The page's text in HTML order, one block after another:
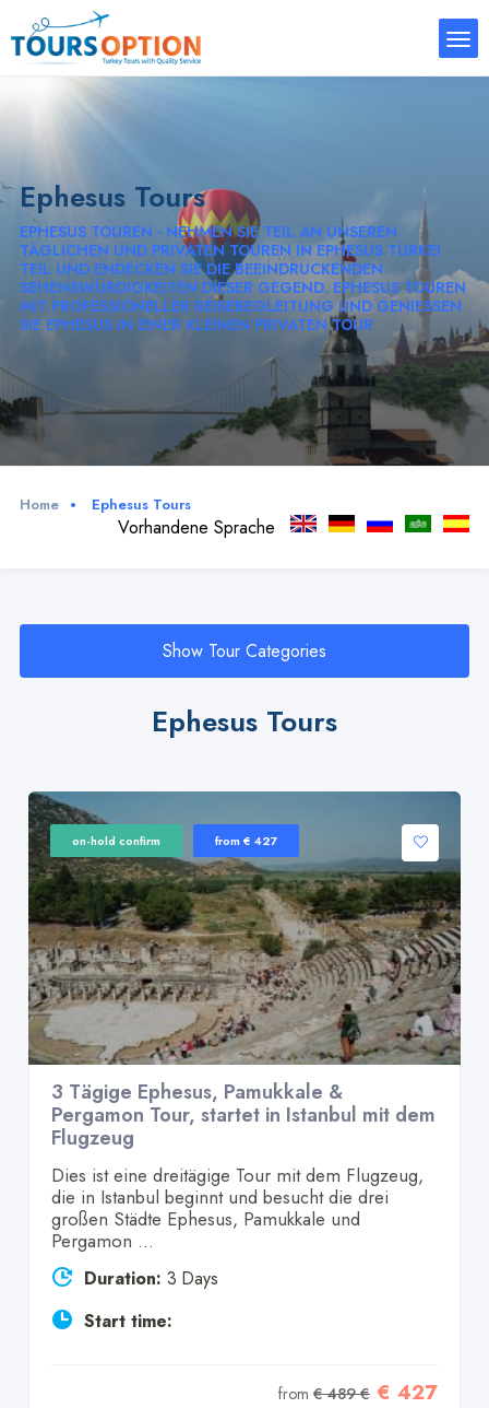
Ephesus Tours
EPHESUS TOUREN - NEHMEN SIE TEIL AN UNSEREN
TÄGLICHEN UND PRIVATEN TOUREN IN EPHESUS TÜRKEI
TEIL UND ENDECKEN SIE DIE BEEINDRUCKENDEN
SEHENSWÜRDIGKEITEN DIESER GEGEND. EPHESUS TOUREN
MIT PROFESSIONELLER REISEBEGLEITUNG UND GENIESSEN S
IE EPHESUS IN EINER KLEINEN PRIVATEN TOUR
Home Ephesus Tours
Vorhandene Sprache
Show Tour Categories
Ephesus Tours
on-hold confirm from € 427
3 Tägige Ephesus, Pamukkale &
Pergamon Tour, startet in Istanbul mit dem
Flugzeug
Dies ist eine dreitägige Tour mit dem Flugzeug,
die in Istanbul beginnt und besucht die drei
großen Städte Ephesus, Pamukkale und
Pergamon ...
Duration: 3 Days
Start time:
from€ 489 € € 427